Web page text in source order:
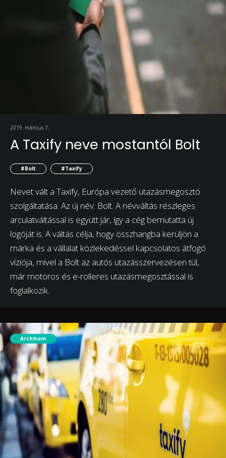
2019. március 7.
A Taxify neve mostantól Bolt
#Bolt #Taxify
Nevet vált a Taxify, Európa vezető utazásmegosztó
szolgáltatása. Az új név: Bolt. A névváltás részleges
arculatváltással is együtt jár, így a cég bemutatta új
logóját is. A váltás célja, hogy összhangba kerüljön a
márka és a vállalat közlekedéssel kapcsolatos átfogó
víziója, mivel a Bolt az autós utazásszervezésen túl,
már motoros és e-rolleres utazásmegosztással is
foglalkozik.
Archívum